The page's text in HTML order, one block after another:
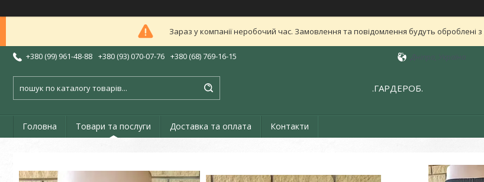
Зараз у компанії неробочий час. Замовлення та повідомлення будуть оброблені
+380 (99) 961-48-88 +380 (93) 070-07-76 +380 (68) 769-16-15
.ГАРДЕРОБ.
Головна Товари та послуги Доставка та оплата Контакти